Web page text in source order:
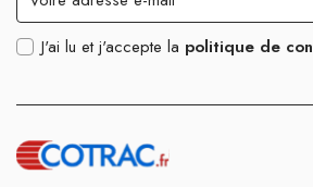
J'ai lu et j'accepte la politique de